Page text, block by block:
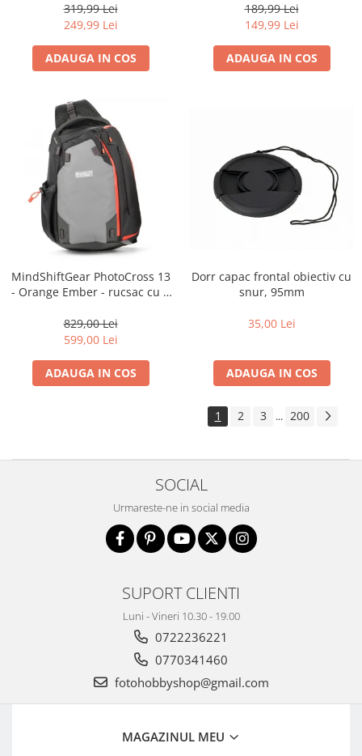
319,99 Lei
249,99 Lei
ADAUGA IN COS
189,99 Lei
149,99 Lei
ADAUGA IN COS
MindShiftGear PhotoCross 13
- Orange Ember - rucsac cu o
829,00 Lei
599,00 Lei
ADAUGA IN COS
Dorr capac frontal obiectiv cu
snur, 95mm
35,00 Lei
ADAUGA IN COS
1 2 3 ... 200
SOCIAL
Urmareste-ne in social media
SUPORT CLIENTI
Luni - Vineri 10.30 - 19.00
0722236221
0770341460
fotohobbyshop@gmail.com
MAGAZINUL MEU